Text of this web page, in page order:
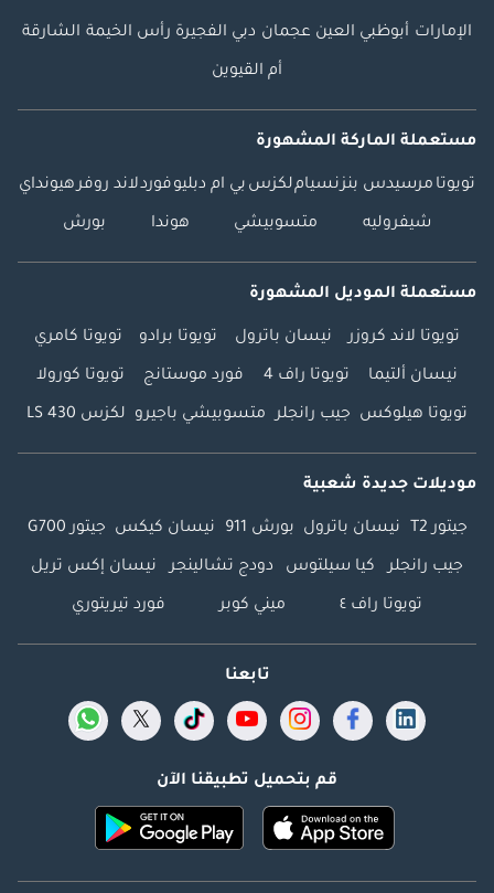
الإمارات أبوظبي العين عجمان دبي الفجيرة رأس الخيمة الشارقة
أم القيوين
مستعملة الماركة المشهورة
تويوتا مرسيدس بنزنسياملكزس بي ام دبليوفوردلاند روفرهيونداي
شيفروليه متسوبيشي هوندا بورش
مستعملة الموديل المشهورة
تويوتا لاند كروزر نيسان باترول تويوتا برادو تويوتا كامري
نيسان ألتيما تويوتا راف 4 فورد موستانج تويوتا كورولا
تويوتا هيلوكس جيب رانجلر متسوبيشي باجيرو لكزس LS 430
موديلات جديدة شعبية
جيتور T2 نيسان باترول بورش 911 نيسان كيكس جيتور G700
جيب رانجلر كيا سيلتوس دودج تشالينجر نيسان إكس تريل
تويوتا راف ٤ ميني كوبر فورد تيريتوري
تابعنا
قم بتحميل تطبيقنا الآن